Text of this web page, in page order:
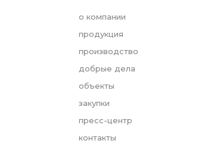
о компании
продукция
производство
добрые дела
объекты
закупки
пресс-центр
контакты